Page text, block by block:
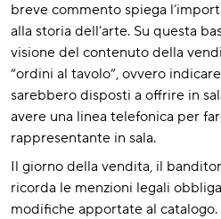
breve commento spiega
alla storia dell’arte. Su questa
visione del contenuto della
“ordini al tavolo”, ovvero
sarebbero disposti a offrire in
avere una linea telefonica per
rappresentante in sala.
Il giorno della vendita, il
ricorda le menzioni legali
modifiche apportate al catalogo.